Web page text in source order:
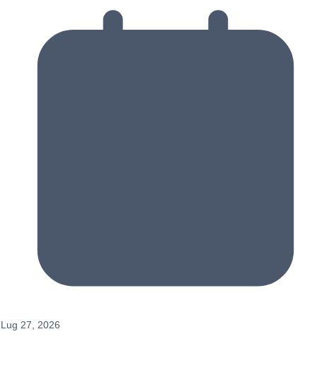
Lug 27, 2026